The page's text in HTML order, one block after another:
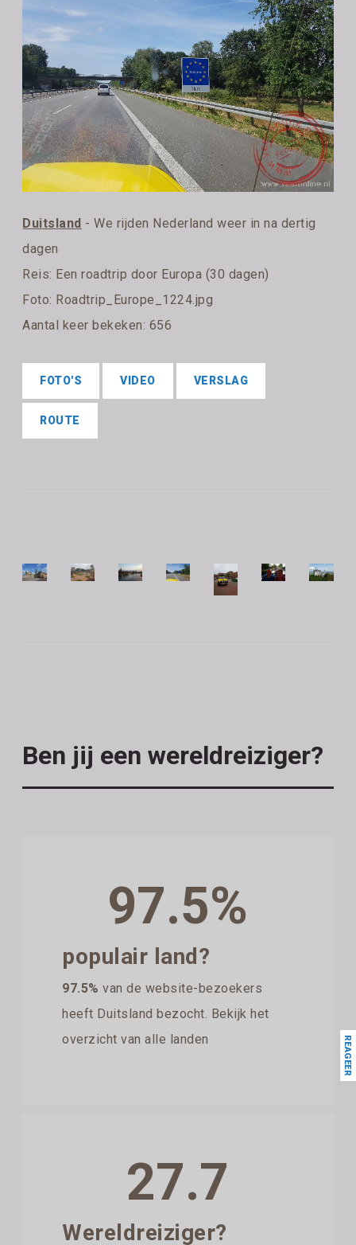
Duitsland - We rijden Nederland weer in na dertig
dagen
Reis: Een roadtrip door Europa (30 dagen)
Foto: Roadtrip_Europe_1224.jpg
Aantal keer bekeken: 656
FOTO'S VIDEO VERSLAG
ROUTE
Ben jij een wereldreiziger?
97.5%
populair land?
97.5% van de website-bezoekers
heeft Duitsland bezocht. Bekijk het
overzicht van alle landen
27.7
Wereldreiziger?
REAGEER